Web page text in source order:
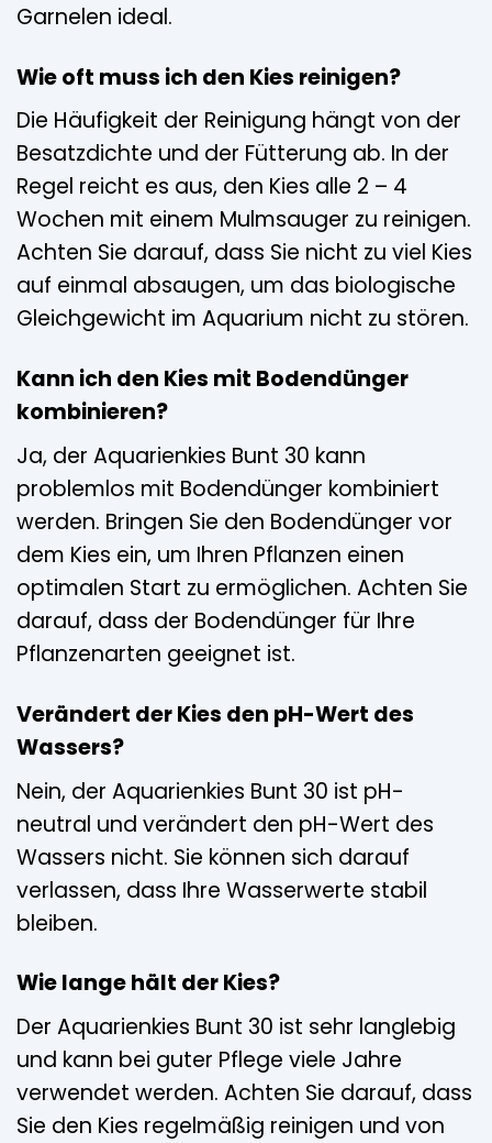
Garnelen ideal.
Wie oft muss ich den Kies reinigen?
Die Häufigkeit der Reinigung hängt von der
Besatzdichte und der Fütterung ab. In der
Regel reicht es aus, den Kies alle 2 – 4
Wochen mit einem Mulmsauger zu reinigen.
Achten Sie darauf, dass Sie nicht zu viel Kies
auf einmal absaugen, um das biologische
Gleichgewicht im Aquarium nicht zu stören.
Kann ich den Kies mit Bodendünger
kombinieren?
Ja, der Aquarienkies Bunt 30 kann
problemlos mit Bodendünger kombiniert
werden. Bringen Sie den Bodendünger vor
dem Kies ein, um Ihren Pflanzen einen
optimalen Start zu ermöglichen. Achten Sie
darauf, dass der Bodendünger für Ihre
Pflanzenarten geeignet ist.
Verändert der Kies den pH-Wert des
Wassers?
Nein, der Aquarienkies Bunt 30 ist pH-
neutral und verändert den pH-Wert des
Wassers nicht. Sie können sich darauf
verlassen, dass Ihre Wasserwerte stabil
bleiben.
Wie lange hält der Kies?
Der Aquarienkies Bunt 30 ist sehr langlebig
und kann bei guter Pflege viele Jahre
verwendet werden. Achten Sie darauf, dass
Sie den Kies regelmäßig reinigen und von